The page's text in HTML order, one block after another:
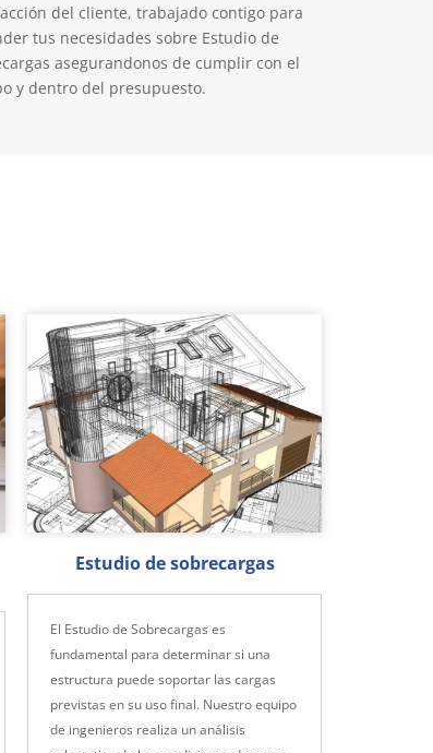
del cliente, trabajado contigo para
tus necesidades sobre Estudio de
asegurandonos de cumplir con el
y dentro del presupuesto.
Estudio de sobrecargas
El Estudio de Sobrecargas es
fundamental para determinar si una
estructura puede soportar las cargas
previstas en su uso final. Nuestro equipo
de ingenieros realiza un análisis